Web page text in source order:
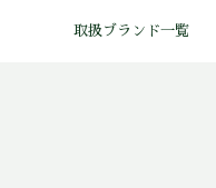
取扱ブランド一覧